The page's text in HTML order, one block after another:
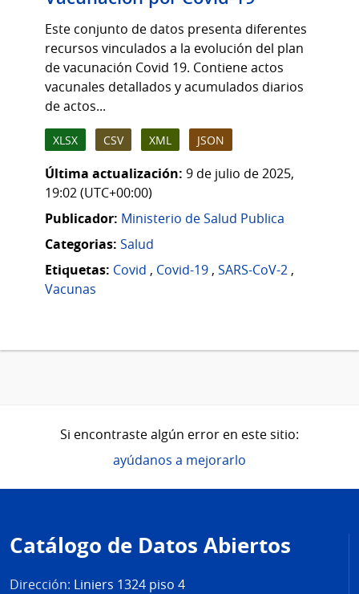
Este conjunto de datos presenta diferentes
recursos vinculados a la evolución del plan
de vacunación Covid 19. Contiene actos
vacunales detallados y acumulados diarios
de actos...
XLSX CSV XML JSON
Última actualización: 9 de julio de 2025,
19:02 (UTC+00:00)
Publicador: Ministerio de Salud Publica
Categorias: Salud
Etiquetas: Covid , Covid-19 , SARS-CoV-2 ,
Vacunas
Si encontraste algún error en este sitio:
ayúdanos a mejorarlo
de
página
Catálogo de Datos Abiertos
Dirección: Liniers 1324 piso 4